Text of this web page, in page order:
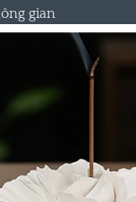
gian